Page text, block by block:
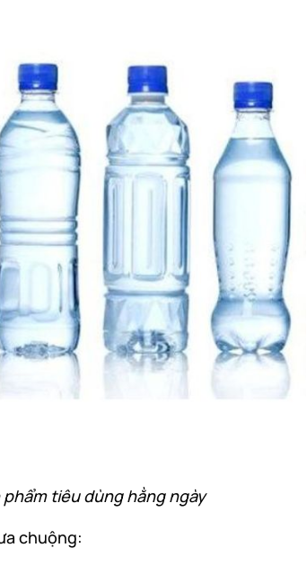
phẩm tiêu dùng hằng ngày
chuộng: